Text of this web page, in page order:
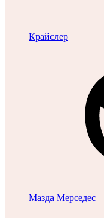
Крайслер
Мазда Мерседес